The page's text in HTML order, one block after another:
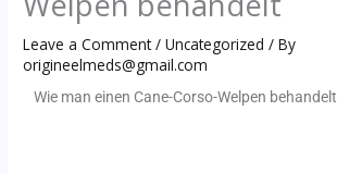
Leave a Comment /Uncategorized / By
origineelmeds@gmail.com
Wie man einen Cane-Corso-Welpen behandelt